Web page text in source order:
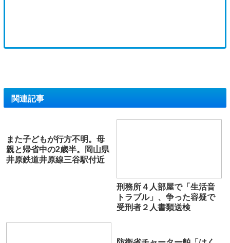
関連記事
また子どもが行方不明。母
親と帰省中の2歳半。岡山県
井原鉄道井原線三谷駅付近
刑務所４人部屋で「生活音
トラブル」、争った容疑で
受刑者２人書類送検